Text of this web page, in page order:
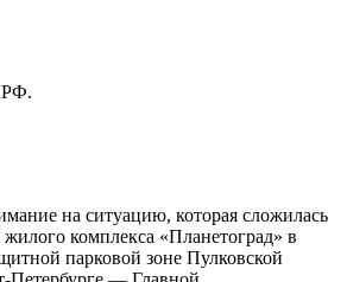
на ситуацию, которая сложилась
жилого комплекса «Планетоград» в
парковой зоне Пулковской